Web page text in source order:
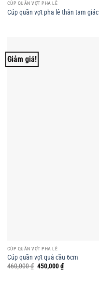
CÚP QUẦN VỢT PHA LÊ
Cúp quần vợt pha lê thân tam giác
Giảm giá!
CÚP QUẦN VỢT PHA LÊ
Cúp quần vợt quả cầu 6cm
460,000₫ Giá
450,000₫Giá
hiện